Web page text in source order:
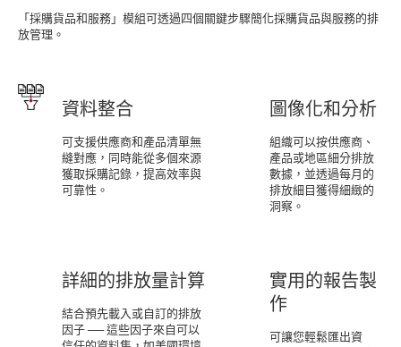
「採購貨品和服務」模組可透過四個關鍵步驟簡化採購貨品與服務的排
放管理。
資料整合
可支援供應商和產品清單無
縫對應，同時能從多個來源
獲取採購記錄，提高效率與
可靠性。
圖像化和分析
組織可以按供應商、
產品或地區細分排放
數據，並透過每月的
排放細目獲得細緻的
洞察。
詳細的排放量計算
結合預先載入或自訂的排放
因子 ── 這些因子來自可以
實用的報告製
作
可讓您輕鬆匯出資